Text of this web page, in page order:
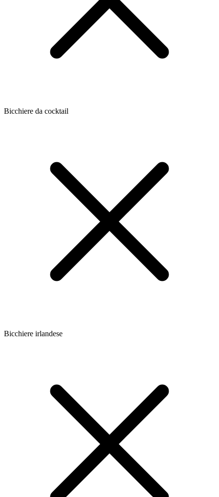
Bicchiere da cocktail
Bicchiere irlandese